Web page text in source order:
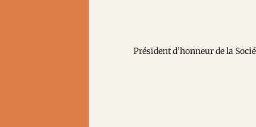
Président d’honneur de